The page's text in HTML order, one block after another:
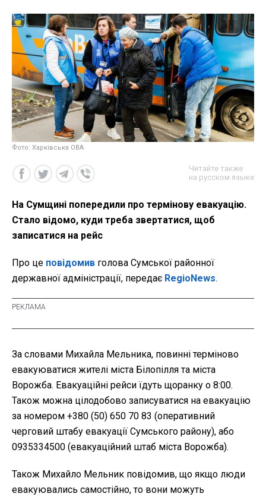
Фото: Харківська ОВА
Читайте также
на русском языке
На Сумщині попередили про термінову евакуацію.
Стало відомо, куди треба звертатися, щоб
записатися на рейс
Про це повідомив голова Сумської районної
державної адміністрації, передає RegioNews.
За словами Михайла Мельника, повинні терміново
евакуюватися жителі міста Білопілля та міста
Ворожба. Евакуаційні рейси їдуть щоранку о 8:00.
Також можна цілодобово записуватися на евакуацію
за номером +380 (50) 650 70 83 (оперативний
черговий штабу евакуації Сумського району), або
0935334500 (евакуаційний штаб міста Ворожба).
Також Михайло Мельник повідомив, що якщо люди
евакуювались самостійно, то вони можуть